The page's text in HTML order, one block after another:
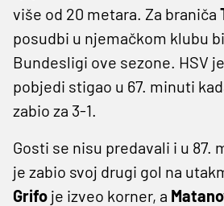
više od 20 metara. Za braniča
posudbi u njemačkom klubu
Bundesligi ove sezone. HSV
pobjedi stigao u 67. minuti
zabio za 3-1.
Gosti se nisu predavali i u 87.
je zabio svoj drugi gol na
Grifo je izveo korner, a